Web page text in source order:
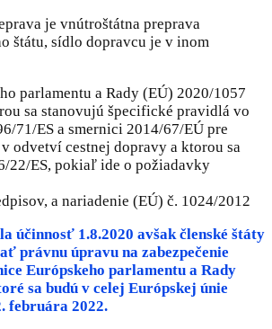
je vnútroštátna preprava
štátu, sídlo dopravcu je v inom
parlamentu a Rady (EÚ) 2020/1057
sa stanovujú špecifické pravidlá vo
71/ES a smernici 2014/67/EÚ pre
odvetví cestnej dopravy a ktorou sa
22/ES, pokiaľ ide o požiadavky
a nariadenie (EÚ) č. 1024/2012
účinnosť 1.8.2020 avšak členské štáty
právnu úpravu na zabezpečenie
Európskeho parlamentu a Rady
sa budú v celej Európskej únie
februára 2022.